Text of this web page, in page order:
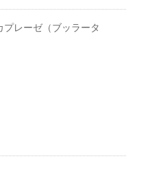
レーゼ（ブッラータ